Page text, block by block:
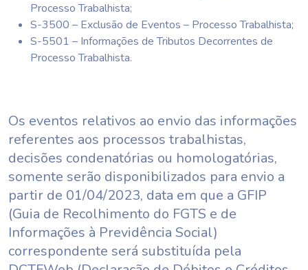
Processo Trabalhista;
S-3500 – Exclusão de Eventos – Processo Trabalhista;
S-5501 – Informações de Tributos Decorrentes de
Processo Trabalhista.
Os eventos relativos ao envio das informações
referentes aos processos trabalhistas,
decisões condenatórias ou homologatórias,
somente serão disponibilizados para envio a
partir de 01/04/2023, data em que a GFIP
(Guia de Recolhimento do FGTS e de
Informações à Previdência Social)
correspondente será substituída pela